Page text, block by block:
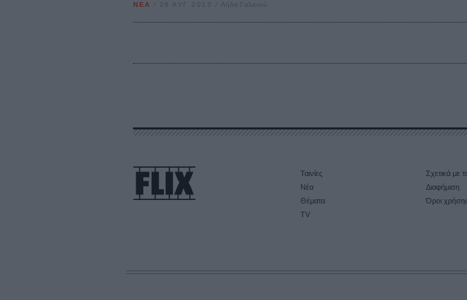
ΝΕΑ 28 ΑΥΓ 2013 Λήδα Γαλανού
Ταινίες
Νέα
Θέματα
TV
Σχετικά με
Διαφήμιση
Όροι